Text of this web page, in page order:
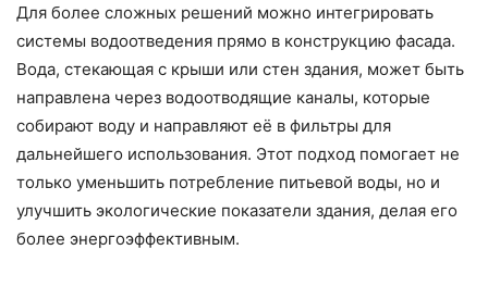
Для более сложных решений можно интегрировать
системы водоотведения прямо в конструкцию фасада.
Вода, стекающая с крыши или стен здания, может быть
направлена через водоотводящие каналы, которые
собирают воду и направляют её в фильтры для
дальнейшего использования. Этот подход помогает не
только уменьшить потребление питьевой воды, но и
улучшить экологические показатели здания, делая его
более энергоэффективным.